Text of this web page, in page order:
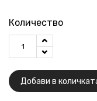
Количество
Добави в